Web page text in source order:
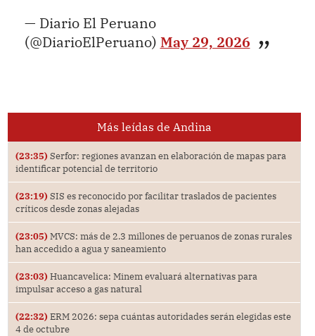
— Diario El Peruano
(@DiarioElPeruano) May 29, 2026
Más leídas de Andina
(23:35) Serfor: regiones avanzan en elaboración de mapas para
identificar potencial de territorio
(23:19) SIS es reconocido por facilitar traslados de pacientes
críticos desde zonas alejadas
(23:05) MVCS: más de 2.3 millones de peruanos de zonas rurales
han accedido a agua y saneamiento
(23:03) Huancavelica: Minem evaluará alternativas para
impulsar acceso a gas natural
(22:32) ERM 2026: sepa cuántas autoridades serán elegidas este
4 de octubre